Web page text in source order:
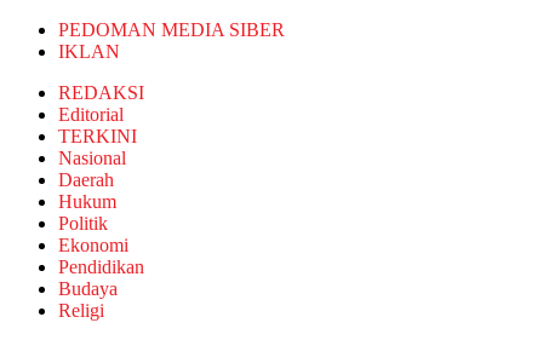
PEDOMAN MEDIA SIBER
IKLAN
REDAKSI
Editorial
TERKINI
Nasional
Daerah
Hukum
Politik
Ekonomi
Pendidikan
Budaya
Religi